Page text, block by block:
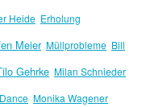
Heide Erholung
Meier Müllprobleme Bill
Gehrke Milan Schnieder
Monika Wagener